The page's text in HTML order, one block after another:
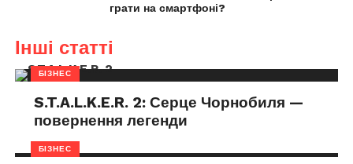
грати на смартфоні?
Інші статті
БІЗНЕС
S.T.A.L.K.E.R. 2: Серце Чорнобиля —
повернення легенди
БІЗНЕС